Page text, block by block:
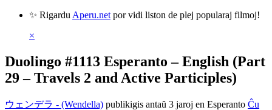
✨ Rigardu Aperu.net por vidi liston de plej popularaj filmoj!
×
Duolingo #1113 Esperanto – English (Part
29 – Travels 2 and Active Participles)
ウェンデラ - (Wendella) publikigis antaŭ 3 jaroj en Esperanto Ĉu